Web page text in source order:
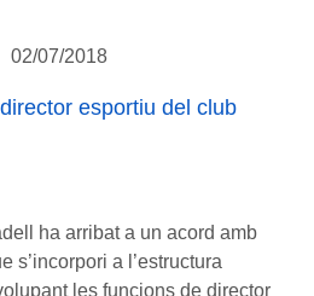
02/07/2018
esportiu del club
ha arribat a un acord amb
s’incorpori a l’estructura
les funcions de director